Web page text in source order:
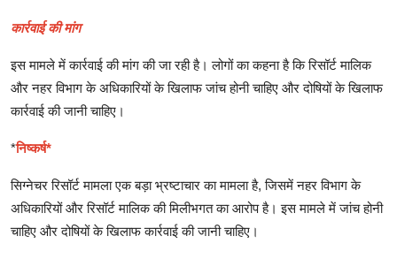
कार्रवाई की मांग
इस मामले में कार्रवाई की मांग की जा रही है। लोगों का कहना है कि रिसॉर्ट मालिक
और नहर विभाग के अधिकारियों के खिलाफ जांच होनी चाहिए और दोषियों के खिलाफ
कार्रवाई की जानी चाहिए।
*निष्कर्ष*
सिग्नेचर रिसॉर्ट मामला एक बड़ा भ्रष्टाचार का मामला है, जिसमें नहर विभाग के
अधिकारियों और रिसॉर्ट मालिक की मिलीभगत का आरोप है। इस मामले में जांच होनी
चाहिए और दोषियों के खिलाफ कार्रवाई की जानी चाहिए।